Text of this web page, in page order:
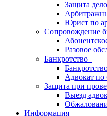
Защита
Юрист по
Сопровождение
Разовое
Банкротство
Адвокат по
Защита при
Выезд
Информация